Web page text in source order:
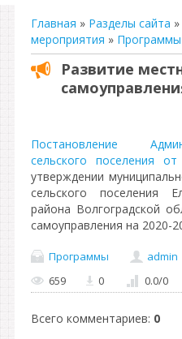
Главная » Разделы сайта »
мероприятия » Программы
Развитие
Постановление
сельского поселения
утверждении
сельского поселения
района Волгоградской
самоуправления на 2020-
Программы
admin
659
0 0.0/0
Всего комментариев: 0